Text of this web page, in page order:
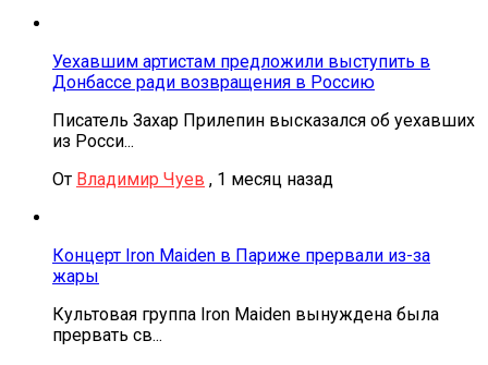
Уехавшим артистам предложили выступить в
Донбассе ради возвращения в Россию
Писатель Захар Прилепин высказался об уехавших
из Росси...
От Владимир Чуев , 1 месяц назад
Концерт Iron Maiden в Париже прервали из-за
жары
Культовая группа Iron Maiden вынуждена была
прервать св...